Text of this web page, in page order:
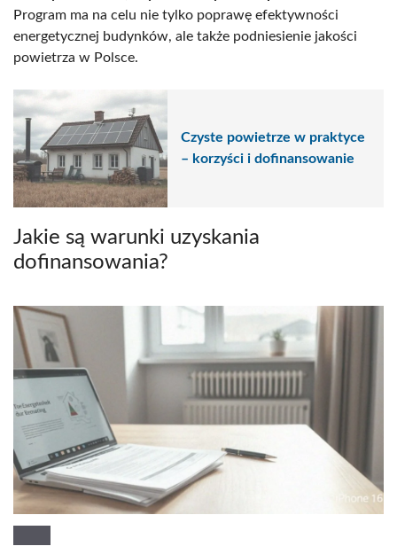
Program ma na celu nie tylko poprawę efektywności
energetycznej budynków, ale także podniesienie jakości
powietrza w Polsce.
Czyste powietrze w praktyce
– korzyści i dofinansowanie
Jakie są warunki uzyskania
dofinansowania?